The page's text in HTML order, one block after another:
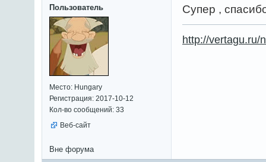
Пользователь
Место: Hungary
Регистрация: 2017-10-12
Кол-во сообщений: 33
Веб-сайт
Супер ,
http://vertagu.ru/
Вне форума